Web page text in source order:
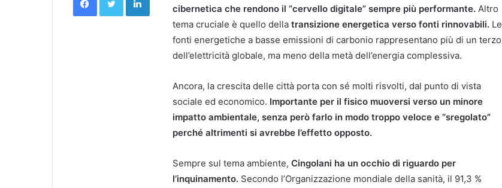
cibernetica che rendono il “cervello digitale” sempre più performante. Altro
tema cruciale è quello della transizione energetica verso fonti rinnovabili. Le
fonti energetiche a basse emissioni di carbonio rappresentano più di un terzo
dell’elettricità globale, ma meno della metà dell’energia complessiva.
Ancora, la crescita delle città porta con sé molti risvolti, dal punto di vista
sociale ed economico. Importante per il fisico muoversi verso un minore
impatto ambientale, senza però farlo in modo troppo veloce e “sregolato”
perché altrimenti si avrebbe l’effetto opposto.
Sempre sul tema ambiente, Cingolani ha un occhio di riguardo per
l’inquinamento. Secondo l’Organizzazione mondiale della sanità, il 91,3 %